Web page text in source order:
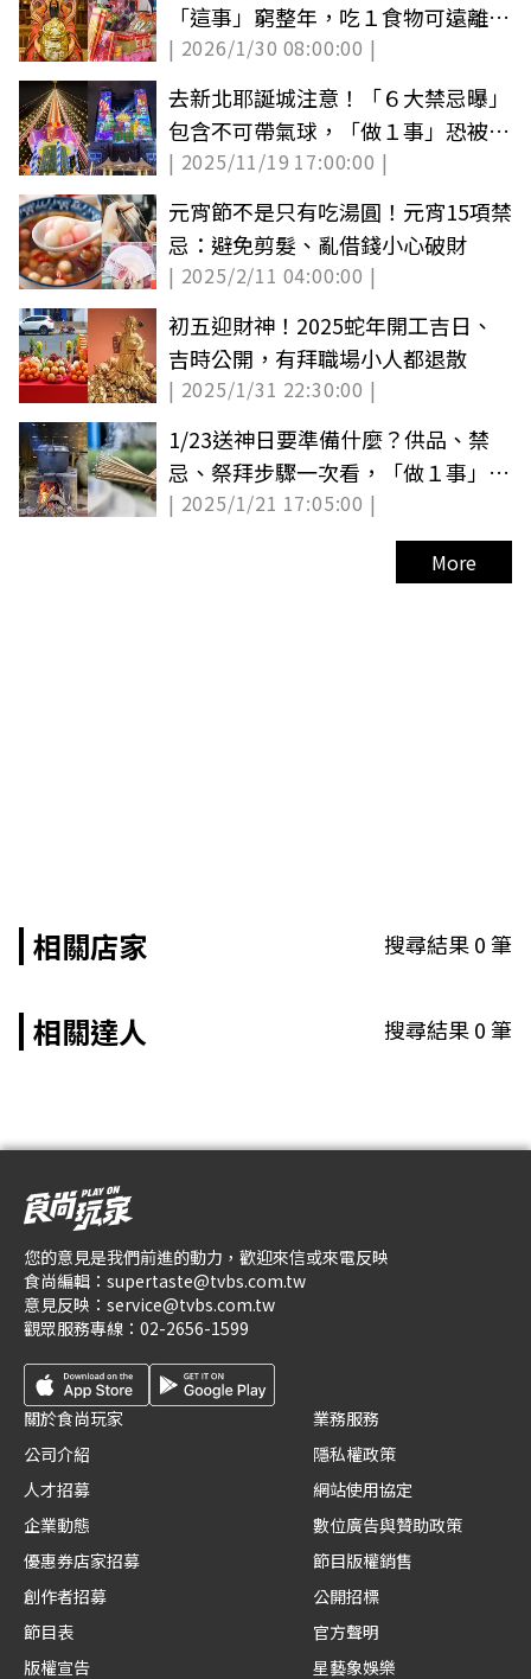
「這事」窮整年，吃１食物可遠離小
人
| 2026/1/30 08:00:00 |
去新北耶誕城注意！「６大禁忌曝」
包含不可帶氣球，「做１事」恐被罰
１萬
| 2025/11/19 17:00:00 |
元宵節不是只有吃湯圓！元宵15項禁
忌：避免剪髮、亂借錢小心破財
| 2025/2/11 04:00:00 |
初五迎財神！2025蛇年開工吉日、
吉時公開，有拜職場小人都退散
| 2025/1/31 22:30:00 |
1/23送神日要準備什麼？供品、禁
忌、祭拜步驟一次看，「做１事」恐
衰整年
| 2025/1/21 17:05:00 |
More
相關店家 搜尋結果0筆
相關達人 搜尋結果0筆
您的意見是我們前進的動力，歡迎來信或來電反映
食尚編輯： supertaste@tvbs.com.tw
意見反映： service@tvbs.com.tw
觀眾服務專線： 02-2656-1599
關於食尚玩家
公司介紹
人才招募
企業動態
優惠券店家招募
創作者招募
節目表
版權宣告
業務服務
隱私權政策
網站使用協定
數位廣告與贊助政策
節目版權銷售
公開招標
官方聲明
星藝象娛樂